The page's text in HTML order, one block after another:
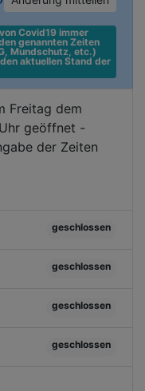
Covid19 immer
genannten Zeiten
Mundschutz, etc.)
aktuellen Stand der
Freitag dem
geöffnet -
der Zeiten
geschlossen
geschlossen
geschlossen
geschlossen